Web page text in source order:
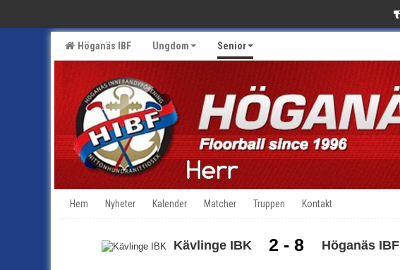
Höganäs IBF Ungdom Senior
Hem Nyheter Kalender Matcher Truppen Kontakt
Kävlinge IBK 2 - 8 Höganäs IBF